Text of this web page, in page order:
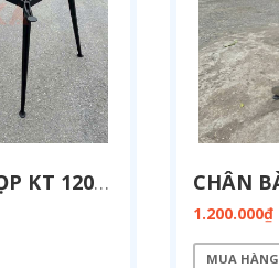
CHÂN BÀN HỌP KT 1200X2400MM BIRD-P1224
1.200.000₫
MUA HÀNG